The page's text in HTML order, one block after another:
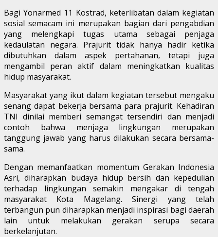
Bagi Yonarmed 11 Kostrad, keterlibatan dalam kegiatan
sosial semacam ini merupakan bagian dari pengabdian
yang melengkapi tugas utama sebagai penjaga
kedaulatan negara. Prajurit tidak hanya hadir ketika
dibutuhkan dalam aspek pertahanan, tetapi juga
mengambil peran aktif dalam meningkatkan kualitas
hidup masyarakat.
Masyarakat yang ikut dalam kegiatan tersebut mengaku
senang dapat bekerja bersama para prajurit. Kehadiran
TNI dinilai memberi semangat tersendiri dan menjadi
contoh bahwa menjaga lingkungan merupakan
tanggung jawab yang harus dilakukan secara bersama-
sama.
Dengan memanfaatkan momentum Gerakan Indonesia
Asri, diharapkan budaya hidup bersih dan kepedulian
terhadap lingkungan semakin mengakar di tengah
masyarakat Kota Magelang. Sinergi yang telah
terbangun pun diharapkan menjadi inspirasi bagi daerah
lain untuk melakukan gerakan serupa secara
berkelanjutan.